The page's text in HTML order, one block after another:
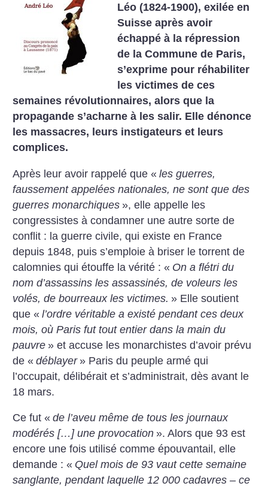
Léo (1824-1900), exilée en
Suisse après avoir
échappé à la répression
de la Commune de Paris,
s’exprime pour réhabiliter
les victimes de ces
semaines révolutionnaires, alors que la
propagande s’acharne à les salir. Elle dénonce
les massacres, leurs instigateurs et leurs
complices.
Après leur avoir rappelé que « les guerres,
faussement appelées nationales, ne sont que des
guerres monarchiques », elle appelle les
congressistes à condamner une autre sorte de
conflit : la guerre civile, qui existe en France
depuis 1848, puis s’emploie à briser le torrent de
calomnies qui étouffe la vérité : « On a flétri du
nom d’assassins les assassinés, de voleurs les
volés, de bourreaux les victimes. » Elle soutient
que « l’ordre véritable a existé pendant ces deux
mois, où Paris fut tout entier dans la main du
pauvre » et accuse les monarchistes d’avoir prévu
de « déblayer » Paris du peuple armé qui
l’occupait, délibérait et s’administrait, dès avant le
18 mars.
Ce fut « de l’aveu même de tous les journaux
modérés […] une provocation ». Alors que 93 est
encore une fois utilisé comme épouvantail, elle
demande : « Quel mois de 93 vaut cette semaine
sanglante, pendant laquelle 12 000 cadavres – ce